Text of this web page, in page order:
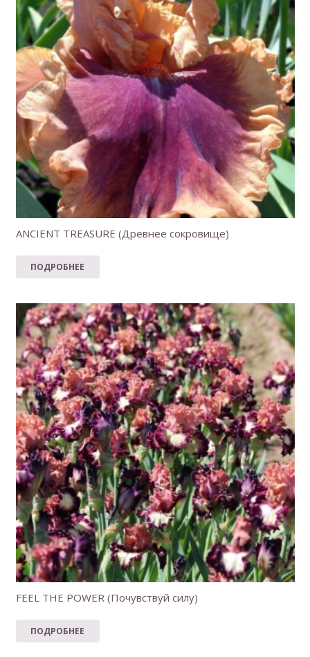
ANCIENT TREASURE (Древнее сокровище)
ПОДРОБНЕЕ
FEEL THE POWER (Почувствуй силу)
ПОДРОБНЕЕ